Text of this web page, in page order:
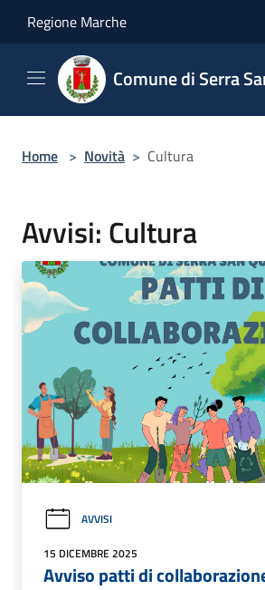
Regione Marche
Comune di Serra
Home > Novità > Cultura
Avvisi: Cultura
AVVISI
15 DICEMBRE 2025
Avviso patti di